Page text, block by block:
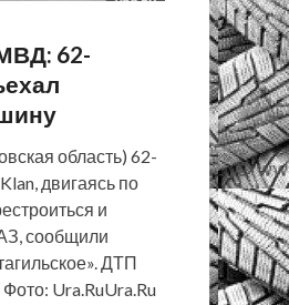
62-
область) 62-
двигаясь по
и
сообщили
ДТП
Ura.RuUra.Ru